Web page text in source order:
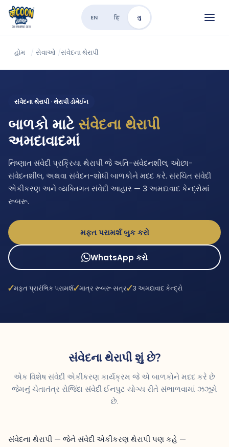
EN हि ગુ
હોમ / સેવાઓ /સંવેદના થેરાપી
સંવેદના થેરાપી · થેરાપી ડોમેઈન
બાળકો માટે સંવેદના થેરાપી
અમદાવાદમાં
નિષ્ણાત સંવેદી પ્રક્રિયા થેરાપી જે અતિ-સંવેદનશીલ, ઓછા-
સંવેદનશીલ, અથવા સંવેદન-શોધી બાળકોને મદદ કરે. સંરચિત સંવેદી
એકીકરણ અને વ્યક્તિગત સંવેદી આહાર — 3 અમદાવાદ કેન્દ્રોમાં
રૂબરૂ.
મફત પરામર્શ બુક કરો
WhatsApp કરો
મફત પ્રારંભિક પરામર્શ માત્ર રૂબરૂ સત્ર 3 અમદાવાદ કેન્દ્રો
સંવેદના થેરાપી શું છે?
એક વિશેષ સંવેદી એકીકરણ કાર્યક્રમ જે એ બાળકોને મદદ કરે છે
જેમનું ચેતાતંત્ર રોજિંદા સંવેદી ઈનપુટ યોગ્ય રીતે સંભાળવામાં ઝઝૂમે
છે.
સંવેદના થેરાપી — જેને સંવેદી એકીકરણ થેરાપી પણ કહે —